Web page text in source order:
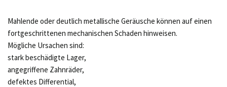
Mahlende oder deutlich metallische Geräusche können auf einen
fortgeschrittenen mechanischen Schaden hinweisen.
Mögliche Ursachen sind:
stark beschädigte Lager,
angegriffene Zahnräder,
defektes Differential,